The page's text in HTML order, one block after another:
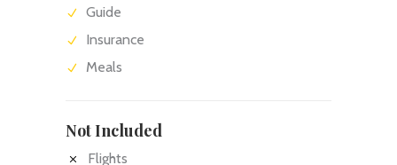
Guide
Insurance
Meals
Not Included
Flights